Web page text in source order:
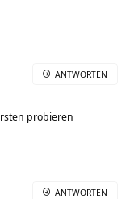
probieren
ANTWORTEN
ANTWORTEN